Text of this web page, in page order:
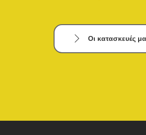
Οι κατασκευές